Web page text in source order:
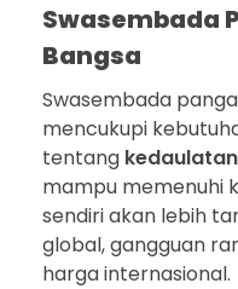
Swasembada
Bangsa
Swasembada
mencukupi
tentang
mampu memenuhi
sendiri akan lebih
global, gangguan
harga internasional.